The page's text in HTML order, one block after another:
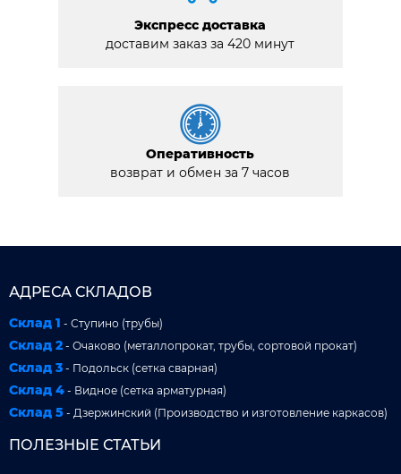
Экспресс доставка
доставим заказ за 420 минут
Оперативность
возврат и обмен за 7 часов
АДРЕСА СКЛАДОВ
Склад 1 - Ступино (трубы)
Склад 2 - Очаково (металлопрокат, трубы, сортовой прокат)
Склад 3 - Подольск (сетка сварная)
Склад 4 - Видное (сетка арматурная)
Склад 5 - Дзержинский (Производство и изготовление каркасов)
ПОЛЕЗНЫЕ СТАТЬИ